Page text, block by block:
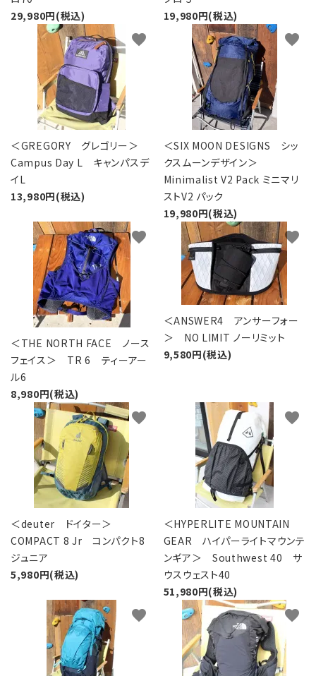
29,980円(税込)
19,980円(税込)
＜GREGORY グレゴリー＞
Campus Day L キャンパスデ
イL
13,980円(税込)
favorite
＜SIX MOON DESIGNS シッ
クスムーンデザイン＞
Minimalist V2 Pack ミニマリ
ストV2 パック
19,980円(税込)
favorite
＜THE NORTH FACE ノース
フェイス＞ TR 6 ティーアー
ル6
8,980円(税込)
favorite
＜ANSWER4 アンサーフォー
＞ NO LIMIT ノーリミット
9,580円(税込)
favorite
＜deuter ドイター＞
COMPACT 8 Jr コンパクト8
ジュニア
5,980円(税込)
favorite
＜HYPERLITE MOUNTAIN
GEAR ハイパーライトマウンテ
ンギア＞ Southwest 40 サ
ウスウェスト40
51,980円(税込)
favorite
favorite favorite